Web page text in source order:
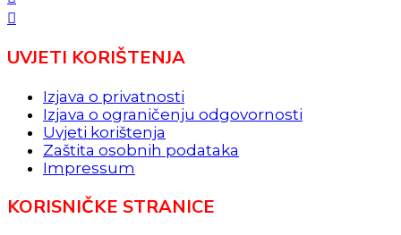
UVJETI KORIŠTENJA
Izjava o privatnosti
Izjava o ograničenju odgovornosti
Uvjeti korištenja
Zaštita osobnih podataka
Impressum
KORISNIČKE STRANICE